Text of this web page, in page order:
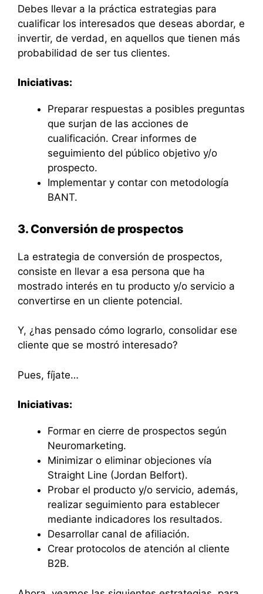
Debes llevar a la práctica estrategias para
cualificar los interesados que deseas abordar, e
invertir, de verdad, en aquellos que tienen más
probabilidad de ser tus clientes.
Iniciativas:
Preparar respuestas a posibles preguntas
que surjan de las acciones de
cualificación. Crear informes de
seguimiento del público objetivo y/o
prospecto.
Implementar y contar con metodología
BANT.
3. Conversión de prospectos
La estrategia de conversión de prospectos,
consiste en llevar a esa persona que ha
mostrado interés en tu producto y/o servicio a
convertirse en un cliente potencial.
Y, ¿has pensado cómo lograrlo, consolidar ese
cliente que se mostró interesado?
Pues, fíjate…
Iniciativas:
Formar en cierre de prospectos según
Neuromarketing.
Minimizar o eliminar objeciones vía
Straight Line (Jordan Belfort).
Probar el producto y/o servicio, además,
realizar seguimiento para establecer
mediante indicadores los resultados.
Desarrollar canal de afiliación.
Crear protocolos de atención al cliente
B2B.